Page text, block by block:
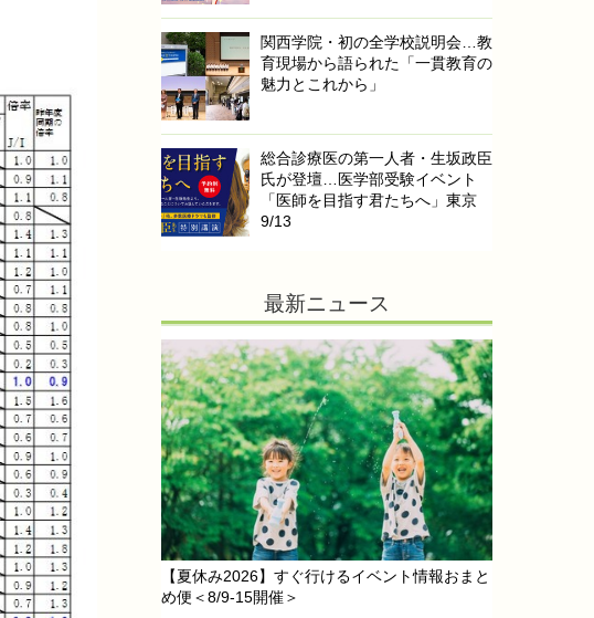
関西学院・初の全学校説明会…教
育現場から語られた「一貫教育の
魅力とこれから」
総合診療医の第一人者・生坂政臣
氏が登壇…医学部受験イベント
「医師を目指す君たちへ」東京
9/13
最新ニュース
【夏休み2026】すぐ行けるイベント情報おまと
め便＜8/9-15開催＞